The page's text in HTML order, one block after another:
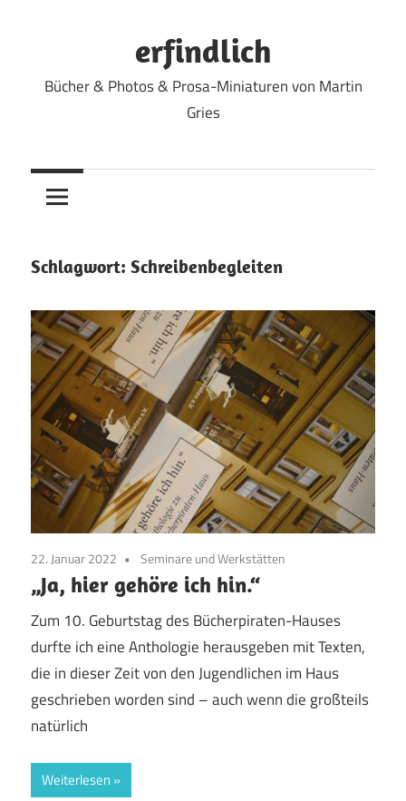
erfindlich
Bücher & Photos & Prosa-Miniaturen von Martin
Gries
Schlagwort: Schreibenbegleiten
22. Januar 2022 Seminare und Werkstätten
„Ja, hier gehöre ich hin.“
Zum 10. Geburtstag des Bücherpiraten-Hauses
durfte ich eine Anthologie herausgeben mit Texten,
die in dieser Zeit von den Jugendlichen im Haus
geschrieben worden sind – auch wenn die großteils
natürlich
Weiterlesen